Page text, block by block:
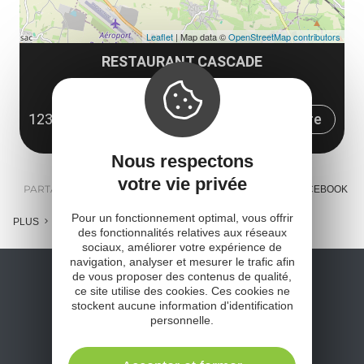
RESTAURANT CASCADE
26 Cour de la Filature
12330 Salles-la-Source
Obtenir l'itinéraire
Leaflet | Map data ©OpenStreetMap contributors
PARTAGER : E-MAIL MESSENGER FACEBOOK
PLUS
Nous respectons
votre vie privée
Pour un fonctionnement optimal, vous offrir
des fonctionnalités relatives aux réseaux
sociaux, améliorer votre expérience de
navigation, analyser et mesurer le trafic afin
de vous proposer des contenus de qualité,
ce site utilise des cookies. Ces cookies ne
stockent aucune information d'identification
personnelle.